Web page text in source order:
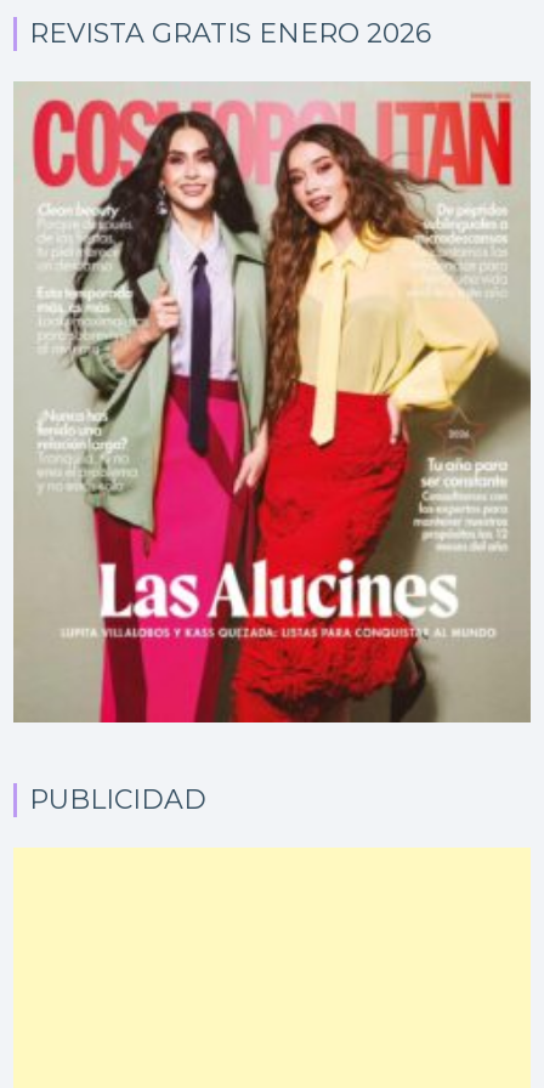
REVISTA GRATIS ENERO 2026
PUBLICIDAD